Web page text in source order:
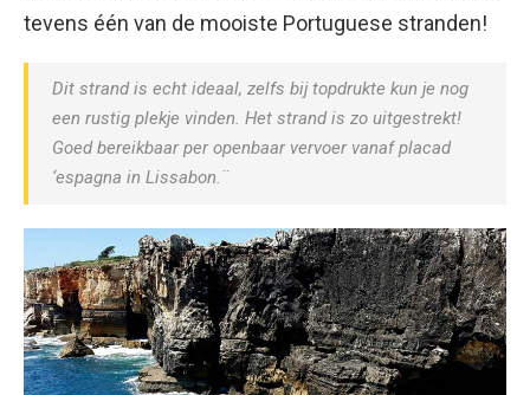
tevens één van de mooiste Portuguese stranden!
Dit strand is echt ideaal, zelfs bij topdrukte kun je nog
een rustig plekje vinden. Het strand is zo uitgestrekt!
Goed bereikbaar per openbaar vervoer vanaf placad
‘espagna in Lissabon.¨